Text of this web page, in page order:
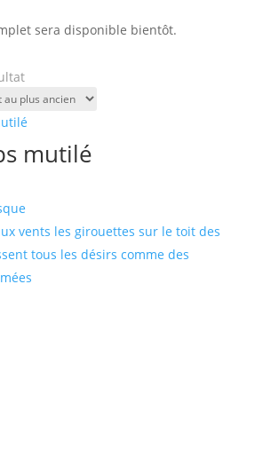
sera disponible bientôt.
mutilé
vents les girouettes sur le toit des
tous les désirs comme des